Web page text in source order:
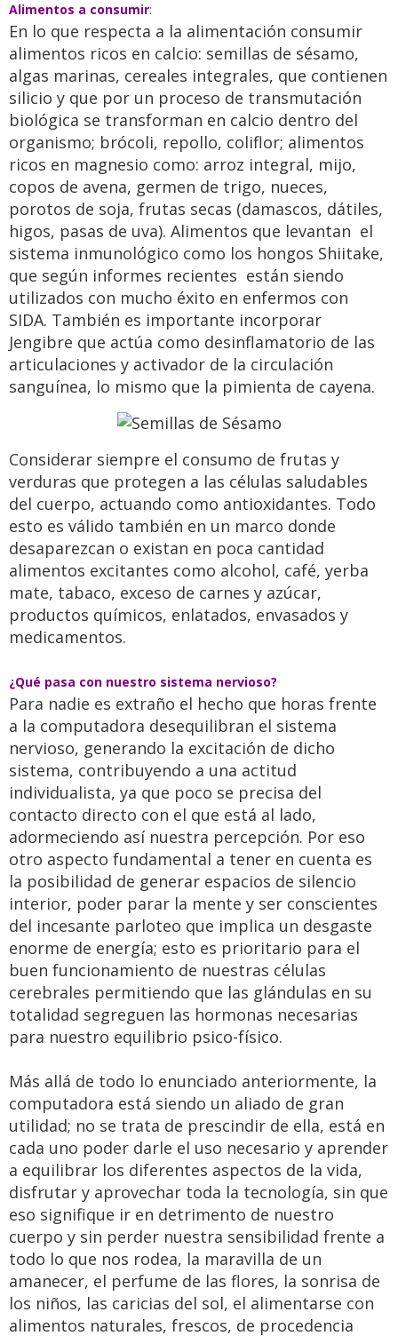
Alimentos a consumir:
En lo que respecta a la alimentación consumir
alimentos ricos en calcio: semillas de sésamo,
algas marinas, cereales integrales, que contienen
silicio y que por un proceso de transmutación
biológica se transforman en calcio dentro del
organismo; brócoli, repollo, coliflor; alimentos
ricos en magnesio como: arroz integral, mijo,
copos de avena, germen de trigo, nueces,
porotos de soja, frutas secas (damascos, dátiles,
higos, pasas de uva). Alimentos que levantan el
sistema inmunológico como los hongos Shiitake,
que según informes recientes están siendo
utilizados con mucho éxito en enfermos con
SIDA. También es importante incorporar
Jengibre que actúa como desinflamatorio de las
articulaciones y activador de la circulación
sanguínea, lo mismo que la pimienta de cayena.
Considerar siempre el consumo de frutas y
verduras que protegen a las células saludables
del cuerpo, actuando como antioxidantes. Todo
esto es válido también en un marco donde
desaparezcan o existan en poca cantidad
alimentos excitantes como alcohol, café, yerba
mate, tabaco, exceso de carnes y azúcar,
productos químicos, enlatados, envasados y
medicamentos.
¿Qué pasa con nuestro sistema nervioso?
Para nadie es extraño el hecho que horas frente
a la computadora desequilibran el sistema
nervioso, generando la excitación de dicho
sistema, contribuyendo a una actitud
individualista, ya que poco se precisa del
contacto directo con el que está al lado,
adormeciendo así nuestra percepción. Por eso
otro aspecto fundamental a tener en cuenta es
la posibilidad de generar espacios de silencio
interior, poder parar la mente y ser conscientes
del incesante parloteo que implica un desgaste
enorme de energía; esto es prioritario para el
buen funcionamiento de nuestras células
cerebrales permitiendo que las glándulas en su
totalidad segreguen las hormonas necesarias
para nuestro equilibrio psico-físico.
Más allá de todo lo enunciado anteriormente, la
computadora está siendo un aliado de gran
utilidad; no se trata de prescindir de ella, está en
cada uno poder darle el uso necesario y aprender
a equilibrar los diferentes aspectos de la vida,
disfrutar y aprovechar toda la tecnología, sin que
eso signifique ir en detrimento de nuestro
cuerpo y sin perder nuestra sensibilidad frente a
todo lo que nos rodea, la maravilla de un
amanecer, el perfume de las flores, la sonrisa de
los niños, las caricias del sol, el alimentarse con
alimentos naturales, frescos, de procedencia